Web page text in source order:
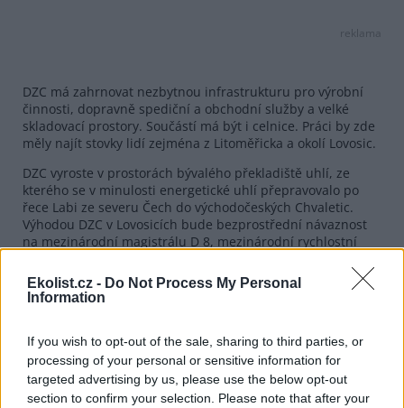
Ekolist.cz - Do Not Process My Personal
Information
If you wish to opt-out of the sale, sharing to third parties, or
processing of your personal or sensitive information for
targeted advertising by us, please use the below opt-out
section to confirm your selection. Please note that after your
reklama
DZC má zahrnovat nezbytnou infrastrukturu pro výrobní
činnosti, dopravně spediční a obchodní služby a velké
skladovací prostory. Součástí má být i celnice. Práci by zde
měly najít stovky lidí zejména z Litoměřicka a okolí Lovosic.
DZC vyroste v prostorách bývalého překladiště uhlí, ze
kterého se v minulosti energetické uhlí přepravovalo po
řece Labi ze severu Čech do východočeských Chvaletic.
Výhodou DZC v Lovosicích bude bezprostřední návaznost
na mezinárodní magistrálu D 8, mezinárodní rychlostní
využití labské vodní dopravní cesty po dostavbě vodních
děl u Malého Března a Prostředního Žlebu.
let město Lovosice. Do finanční spoluúčasti města Lovosice
na výstavbě DZC mají být zahrnuty dosud vložené
prostředky.